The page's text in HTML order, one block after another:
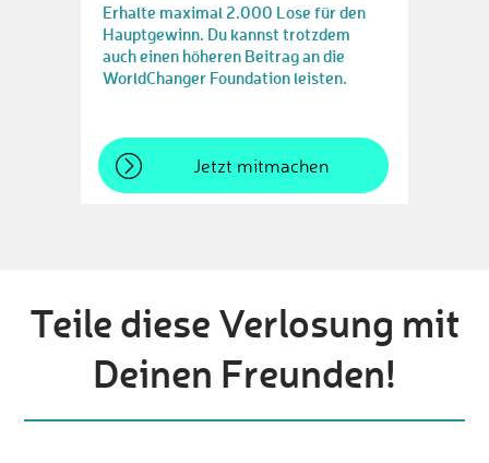
Erhalte maximal 2.000 Lose für den
Hauptgewinn. Du kannst trotzdem
auch einen höheren Beitrag an die
WorldChanger Foundation leisten.
Jetzt mitmachen
Teile diese Verlosung mit
Deinen Freunden!